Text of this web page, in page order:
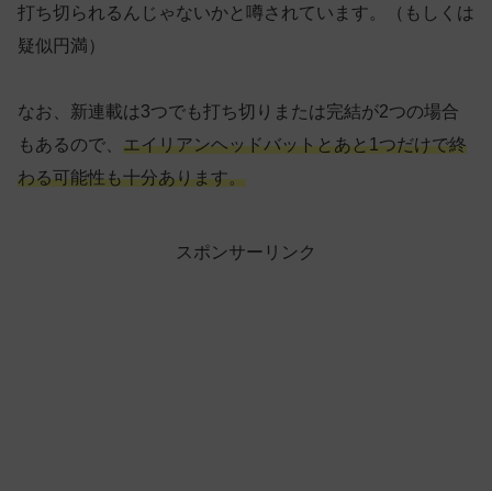
打ち切られるんじゃないかと噂されています。（もしくは
疑似円満）
なお、新連載は3つでも打ち切りまたは完結が2つの場合
もあるので、 エイリアンヘッドバットとあと1つだけで終
わる可能性も十分あります。
スポンサーリンク